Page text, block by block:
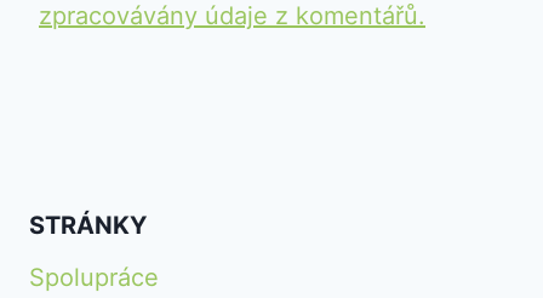
zpracovávány údaje z komentářů.
STRÁNKY
Spolupráce